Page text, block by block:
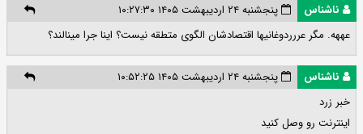
ناشناس
پنجشنبه ۲۴ اردیبهشت ۱۴۰۵ ۱۰:۲۷:۳۰
عههه. مگر عررردوغانیها اقتصادشان الگوی متطقه نیست؟ اینا جرا مینالند؟
ناشناس
پنجشنبه ۲۴ اردیبهشت ۱۴۰۵ ۱۰:۵۲:۲۵
خبر زرد
اینترنت رو وصل کنید